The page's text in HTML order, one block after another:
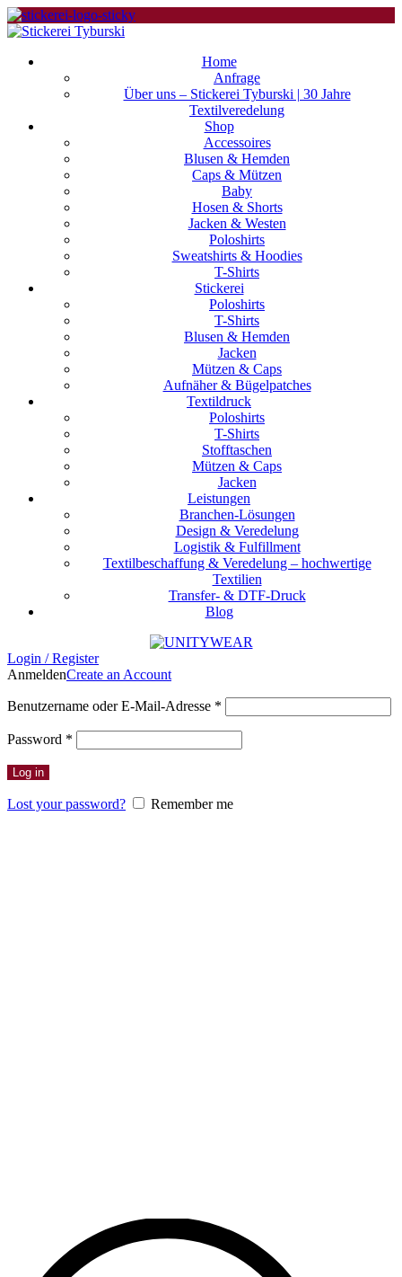
Home
Anfrage
Über uns – Stickerei Tyburski | 30 Jahre
Textilveredelung
Shop
Accessoires
Blusen & Hemden
Caps & Mützen
Baby
Hosen & Shorts
Jacken & Westen
Poloshirts
Sweatshirts & Hoodies
T-Shirts
Stickerei
Poloshirts
T-Shirts
Blusen & Hemden
Jacken
Mützen & Caps
Aufnäher & Bügelpatches
Textildruck
Poloshirts
T-Shirts
Stofftaschen
Mützen & Caps
Jacken
Leistungen
Branchen-Lösungen
Design & Veredelung
Logistik & Fulfillment
Textilbeschaffung & Veredelung – hochwertige
Textilien
Transfer- & DTF-Druck
Blog
Login / Register
AnmeldenCreate an Account
Benutzername oder E-Mail-Adresse *
Password *
Log in
Lost your password? Remember me